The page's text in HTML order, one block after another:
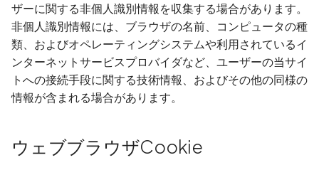
Web Deep Agentic Scan
認証済みスキャン
ネットワークをスキャン
Android Obfuscation
Detected
Android Obfuscation Not
created without security
Android Obfuscation
Detected
Android Obfuscation Not
created without security
Android Obfuscation
Detected
Android Obfuscation Not
created without security
Android Obfuscation
Detected
Android Obfuscation Not
created without security
ザーに関する非個人識別情報を収集する場合があります。
非個人識別情報には、ブラウザの名前、コンピュータの種
類、およびオペレーティングシステムや利用されているイ
ンターネットサービスプロバイダなど、ユーザーの当サイ
トへの接続手段に関する技術情報、およびその他の同様の
情報が含まれる場合があります。
ウェブブラウザCookie